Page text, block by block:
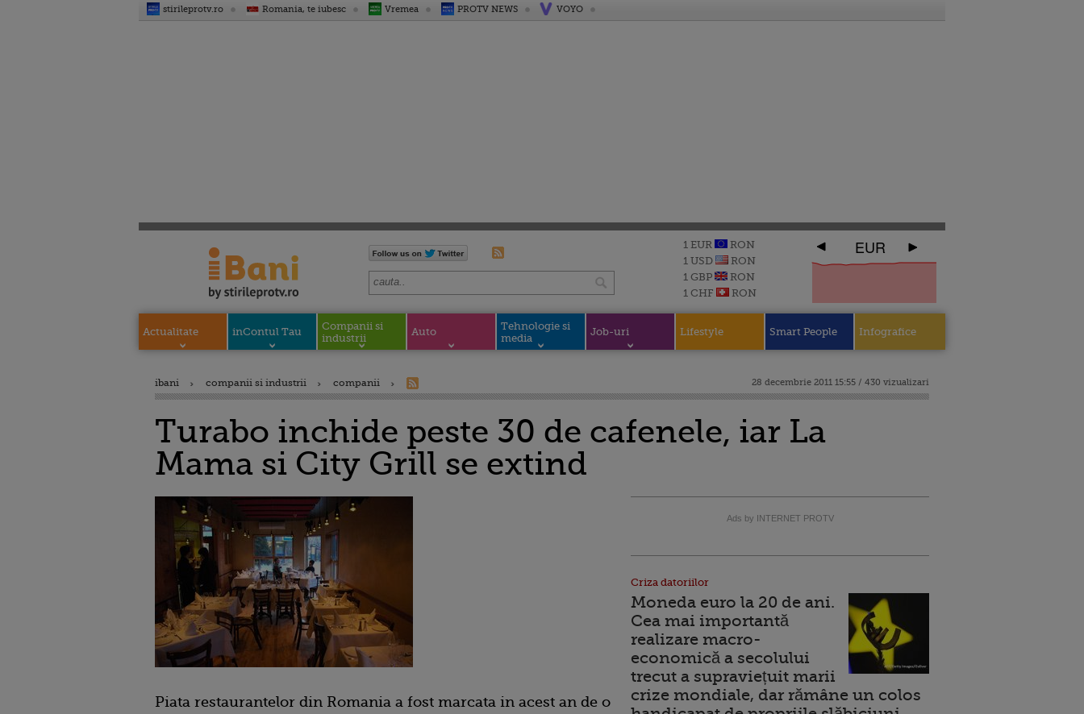
stirileprotv.ro Romania, te iubesc Vremea PROTV NEWS VOYO
1 EUR
RON
1 USD
RON
1 GBP
RON
1 CHF
RON
EUR
Actualitate inContul Tau
Companii si
industrii
Auto
Tehnologie si
media
Job-uri Lifestyle Smart People Infografice
ibani companii si industrii companii 28 decembrie 2011 15:55 / 430 vizualizari
Turabo inchide peste 30 de cafenele, iar La
Mama si City Grill se extind
Piata restaurantelor din Romania a fost marcata in acest an de o
Ads by INTERNET PROTV
Criza datoriilor
Moneda euro la 20 de ani.
Cea mai importantă
realizare macro-
economică a secolului
trecut a supraviețuit marii
crize mondiale, dar rămâne un colos